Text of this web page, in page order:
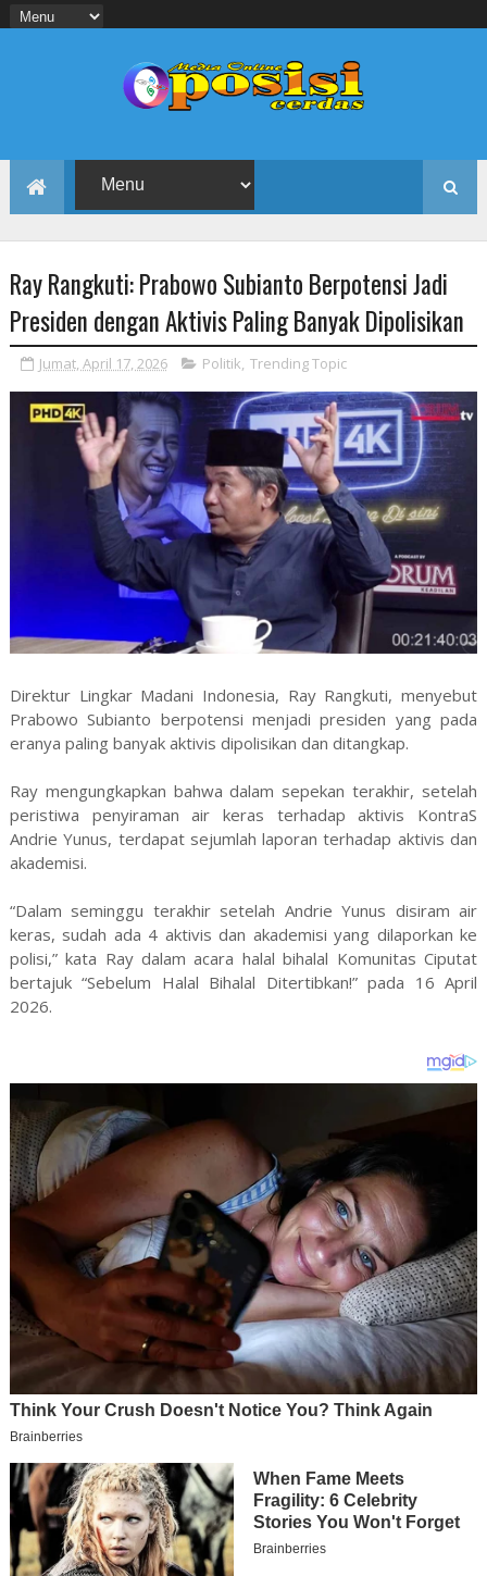
Ray Rangkuti: Prabowo Subianto Berpotensi Jadi
Presiden dengan Aktivis Paling Banyak Dipolisikan
Jumat, April 17, 2026 Politik, Trending Topic
Direktur Lingkar Madani Indonesia, Ray Rangkuti, menyebut
Prabowo Subianto berpotensi menjadi presiden yang pada
eranya paling banyak aktivis dipolisikan dan ditangkap.
Ray mengungkapkan bahwa dalam sepekan terakhir, setelah
peristiwa penyiraman air keras terhadap aktivis KontraS
Andrie Yunus, terdapat sejumlah laporan terhadap aktivis dan
akademisi.
“Dalam seminggu terakhir setelah Andrie Yunus disiram air
keras, sudah ada 4 aktivis dan akademisi yang dilaporkan ke
polisi,” kata Ray dalam acara halal bihalal Komunitas Ciputat
bertajuk “Sebelum Halal Bihalal Ditertibkan!” pada 16 April
2026.